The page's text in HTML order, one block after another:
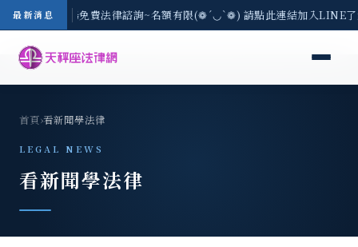
最新消息
-8/3(一) 現場免費法律諮詢~名額有限(❁´◡`❁) 請點此連結加入LINE
首頁›看新聞學法律
LEGAL NEWS
看新聞學法律